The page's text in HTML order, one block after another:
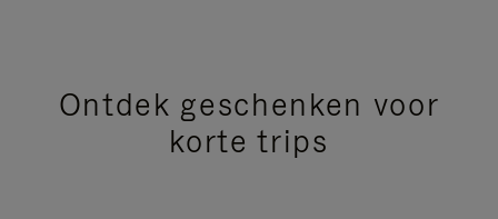
Ontdek geschenken voor
korte trips